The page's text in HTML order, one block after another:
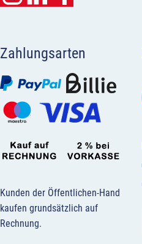
Zahlungsarten
Kunden der Öffentlichen-Hand
kaufen grundsätzlich auf
Rechnung.